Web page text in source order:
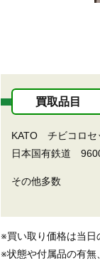
買取品目
KATO チビコロセ
日本国有鉄道
その他多数
※買い取り価格は当日
※状態や付属品の有無